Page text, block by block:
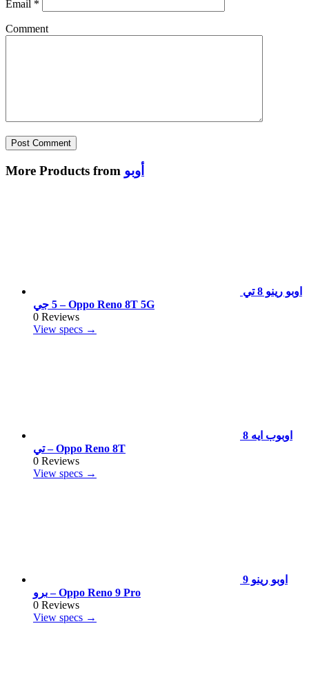
Email *
Comment
More Products from أوبو
اوبو رينو 8 تي
5 جي – Oppo Reno 8T 5G
0 Reviews
View specs →
اوبوب ايه 8
تي – Oppo Reno 8T
0 Reviews
View specs →
اوبو رينو 9
برو – Oppo Reno 9 Pro
0 Reviews
View specs →